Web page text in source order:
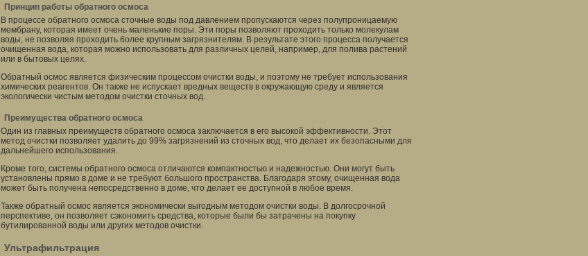
Принцип работы обратного осмоса
В процессе обратного осмоса сточные воды под давлением пропускаются через полупроницаемую
мембрану, которая имеет очень маленькие поры. Эти поры позволяют проходить только молекулам
воды, не позволяя проходить более крупным загрязнителям. В результате этого процесса получается
очищенная вода, которая можно использовать для различных целей, например, для полива растений
или в бытовых целях.
Обратный осмос является физическим процессом очистки воды, и поэтому не требует использования
химических реагентов. Он также не испускает вредных веществ в окружающую среду и является
экологически чистым методом очистки сточных вод.
Преимущества обратного осмоса
Один из главных преимуществ обратного осмоса заключается в его высокой эффективности. Этот
метод очистки позволяет удалить до 99% загрязнений из сточных вод, что делает их безопасными для
дальнейшего использования.
Кроме того, системы обратного осмоса отличаются компактностью и надежностью. Они могут быть
установлены прямо в доме и не требуют большого пространства. Благодаря этому, очищенная вода
может быть получена непосредственно в доме, что делает ее доступной в любое время.
Также обратный осмос является экономически выгодным методом очистки воды. В долгосрочной
перспективе, он позволяет сэкономить средства, которые были бы затрачены на покупку
бутилированной воды или других методов очистки.
Ультрафильтрация